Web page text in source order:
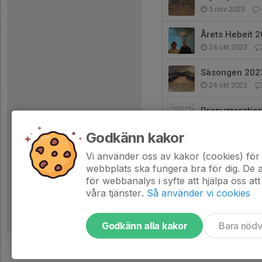
5 nov 2023
Årets Hebeit
24 okt 2023
Säsongen
24 okt 2023
22 dec 2022
Godkänn kakor
Vi använder oss av kakor (cookies)
webbplats ska fungera bra för dig. De
för webbanalys i syfte att hjälpa oss
våra tjänster. Så använder vi cookies
Godkänn alla kakor Bara